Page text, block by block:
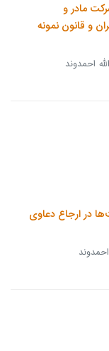
مادر و
و قانون نمونه
احمدوند
در ارجاع دعاوی